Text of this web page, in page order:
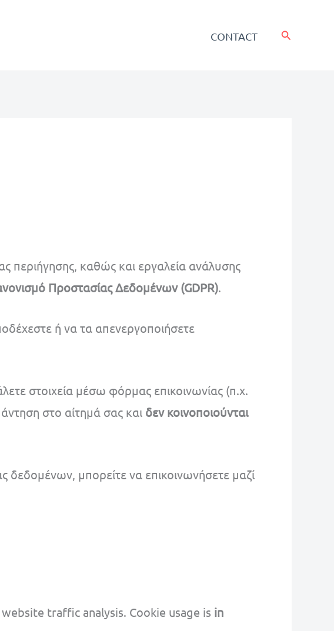
CONTACT Search
περιήγησης, καθώς και εργαλεία ανάλυσης
Προστασίας Δεδομένων (GDPR).
ή να τα απενεργοποιήσετε
στοιχεία μέσω φόρμας επικοινωνίας (π.χ.
στο αίτημά σας και δεν κοινοποιούνται
μπορείτε να επικοινωνήσετε μαζί
traffic analysis. Cookie usage is in